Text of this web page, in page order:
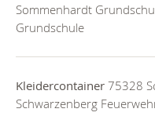
Sommenhardt
Grundschule
Kleidercontainer 75328
Schwarzenberg